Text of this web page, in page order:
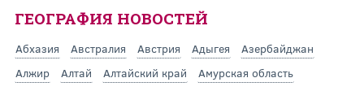
ГЕОГРАФИЯ НОВОСТЕЙ
Абхазия Австралия Австрия Адыгея
Азербайджан
Алжир
Алтай Алтайский край
Амурская область